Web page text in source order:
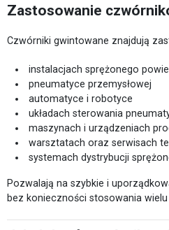
Zastosowanie
Czwórniki gwintowane znajdują
instalacjach sprężonego
pneumatyce przemysłowej
automatyce i robotyce
układach sterowania
maszynach i urządzeniach
warsztatach oraz serwisach
systemach dystrybucji
Pozwalają na szybkie i
bez konieczności stosowania wielu